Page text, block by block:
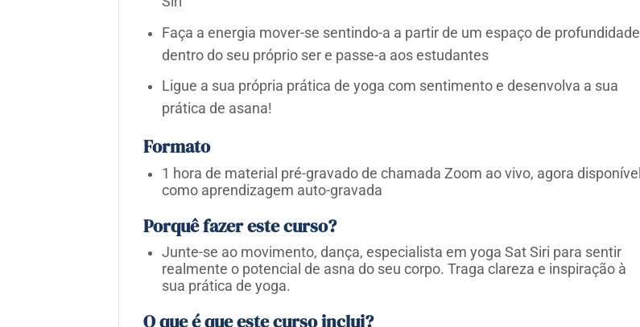
Faça a energia mover-se sentindo-a a partir de um espaço de profundidade
dentro do seu próprio ser e passe-a aos estudantes
Ligue a sua própria prática de yoga com sentimento e desenvolva a sua
prática de asana!
Formato
1 hora de material pré-gravado de chamada Zoom ao vivo, agora disponível
como aprendizagem auto-gravada
Porquê fazer este curso?
Junte-se ao movimento, dança, especialista em yoga Sat Siri para sentir
realmente o potencial de asna do seu corpo. Traga clareza e inspiração à
sua prática de yoga.
O que é que este curso inclui?